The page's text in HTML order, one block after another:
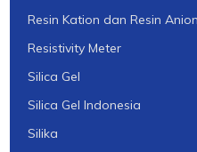
Resin Kation dan Resin Anion
Resistivity Meter
Silica Gel
Silica Gel Indonesia
Silika